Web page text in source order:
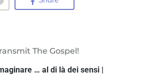
The Gospel!
… al di là dei sensi |